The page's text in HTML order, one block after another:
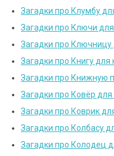
Загадки про Клумбу
Загадки про Ключи для
Загадки про Ключницу
Загадки про Книгу для
Загадки про Книжную
Загадки про Ковёр для
Загадки про Коврик
Загадки про Колбасу
Загадки про Колодец